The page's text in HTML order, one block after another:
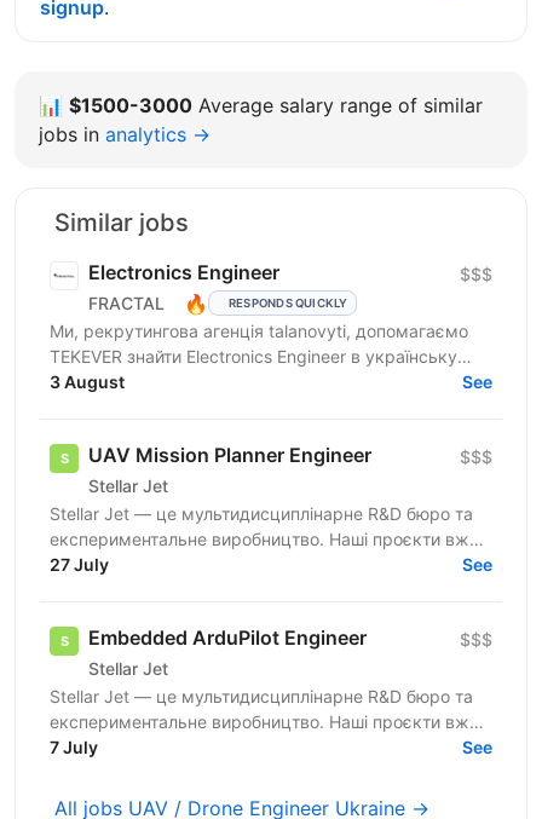
signup.
📊 $1500-3000 Average salary range of similar
jobs in analytics →
Similar jobs
Electronics Engineer
FRACTAL 🔥 RESPONDS QUICKLY
$$$
Ми, рекрутингова агенція talanovyti, допомагаємо
TEKEVER знайти Electronics Engineer в українську
інженерну команду. TEKEVER — європейська
3 August See
UAV Mission Planner Engineer
Stellar Jet
$$$
Stellar Jet — це мультидисциплінарне R&D бюро та
експериментальне виробництво. Наші проєкти вже
довели свою ефективність, і ми продовжуємо
27 July See
Embedded ArduPilot Engineer
Stellar Jet
$$$
Stellar Jet — це мультидисциплінарне R&D бюро та
експериментальне виробництво. Наші проєкти вже
довели свою ефективність, і ми продовжуємо
7 July See
All jobs UAV / Drone Engineer Ukraine →